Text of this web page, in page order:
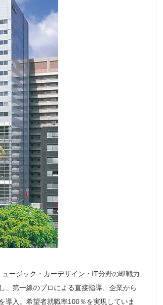
ージック・カーデザイン・IT分野の即戦力
、第一線のプロによる直接指導、企業から
導入。希望者就職率100％を実現していま